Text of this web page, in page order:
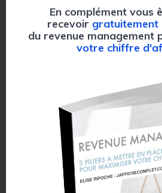
channel manager pour
Airbnb : 3 étapes à
suivre absolument
28 janvier 2025
chez
Dans
Les clés d’une
performance optimale
en location courte
En complément vous
recevoir gratuitement
du revenue management
votre chiffre